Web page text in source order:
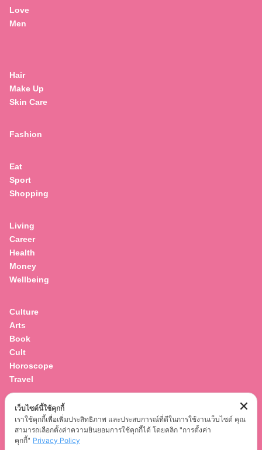
Love
Men
Hair
Make Up
Skin Care
Fashion
Eat
Sport
Shopping
Living
Career
Health
Money
Wellbeing
Culture
Arts
Book
Cult
Horoscope
Travel
Entertainment
Celebrity
Movies
เว็บไซต์นี้ใช้คุกกี้
เราใช้คุกกี้เพื่อเพิ่มประสิทธิภาพ และประสบการณ์ที่ดีในการใช้งานเว็บไซต์ คุณ
สามารถเลือกตั้งค่าความยินยอมการใช้คุกกี้ได้ โดยคลิก "การตั้งค่า
คุกกี้" Privacy Policy